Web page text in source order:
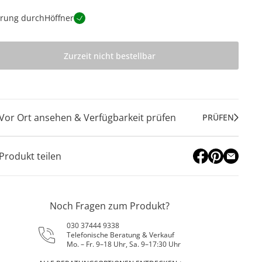
durchHöffner
Zurzeit nicht bestellbar
Ort ansehen & Verfügbarkeit prüfen PRÜFEN
teilen
Noch Fragen zum Produkt?
030 37444 9338
Telefonische Beratung & Verkauf
Mo. – Fr. 9–18 Uhr, Sa. 9–17:30 Uhr